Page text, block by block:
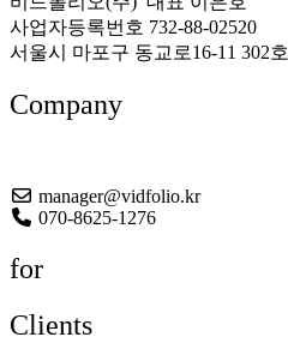
사업자등록번호 732-88-02520
서울시 마포구 동교로16-11 302호
Company
manager@vidfolio.kr
070-8625-1276
for
Clients